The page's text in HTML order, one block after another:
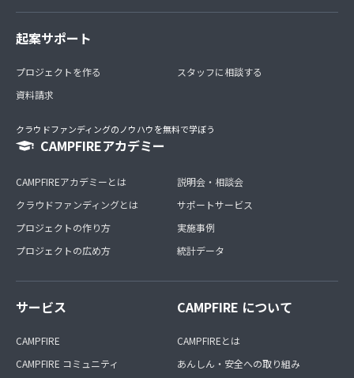
起案サポート
プロジェクトを作る
資料請求
スタッフに相談する
クラウドファンディングのノウハウを無料で学ぼう
CAMPFIREアカデミー
CAMPFIREアカデミーとは
クラウドファンディングとは
プロジェクトの作り方
プロジェクトの広め方
説明会・相談会
サポートサービス
実施事例
統計データ
サービス
CAMPFIRE
CAMPFIRE コミュニティ
CAMPFIRE について
CAMPFIREとは
あんしん・安全への取り組み